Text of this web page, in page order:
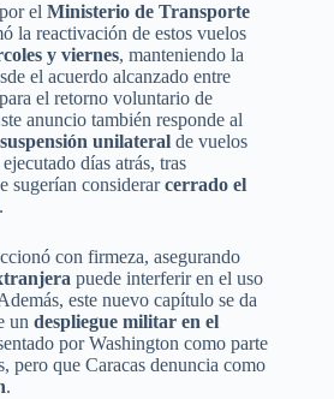
el Ministerio de Transporte
la reactivación de estos vuelos
y viernes, manteniendo la
el acuerdo alcanzado entre
el retorno voluntario de
anuncio también responde al
suspensión unilateral de vuelos
días atrás, tras
sugerían considerarcerrado el
.
con firmeza, asegurando
puede interferir en el uso
este nuevo capítulo se da
un despliegue militar en el
por Washington como parte
pero que Caracas denuncia como
.